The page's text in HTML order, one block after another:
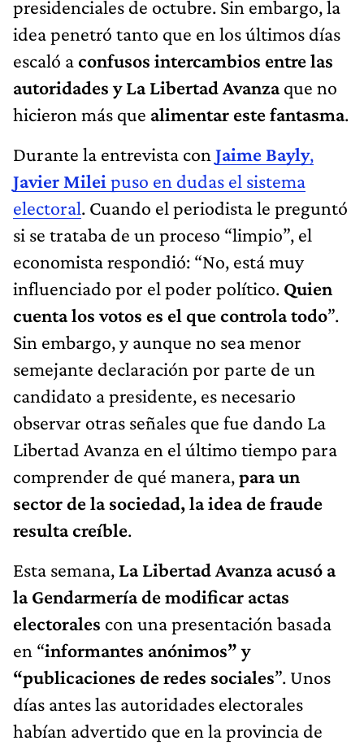
presidenciales de octubre. Sin embargo, la
idea penetró tanto que en los últimos días
escaló aconfusos intercambios entre las
autoridades y La Libertad Avanzaque no
hicieron más que alimentar este fantasma.
Durante la entrevista con Jaime Bayly,
Javier Milei puso en dudas el sistema
electoral. Cuando el periodista le preguntó
si se trataba de un proceso “limpio”, el
economista respondió: “No, está muy
influenciado por el poder político. Quien
cuenta los votos es el que controla todo”.
Sin embargo, y aunque no sea menor
semejante declaración por parte de un
candidato a presidente, es necesario
observar otras señales que fue dando La
Libertad Avanza en el último tiempo para
comprender de qué manera,para un
sector de la sociedad, la idea de fraude
resulta creíble.
Esta semana, La Libertad Avanza acusó a
la Gendarmería de modificar actas
electorales con una presentación basada
en “informantes anónimos” y
“publicaciones de redes sociales”. Unos
días antes las autoridades electorales
habían advertido que en la provincia de